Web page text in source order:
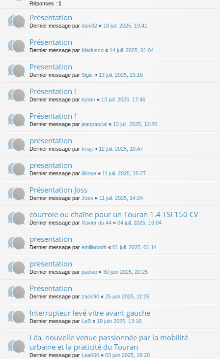
Réponses : 1
Présentation
Dernier message par dani92 « 18 juil. 2025, 19:41
Présentation
Dernier message par Mariusco « 14 juil. 2025, 01:04
Presentation
Dernier message par Sigis « 13 juil. 2025, 23:16
Présentation !
Dernier message par kylian « 13 juil. 2025, 17:46
Présentation !
Dernier message par jeanpascal « 13 juil. 2025, 12:26
presentation
Dernier message par krisjt « 12 juil. 2025, 10:47
presentation
Dernier message par lilirose « 11 juil. 2025, 15:27
Présentation Joss
Dernier message par Joss « 11 juil. 2025, 14:24
courroie ou chaîne pour un Touran 1.4 TSI 150 CV
Dernier message par Xavier du 44 « 04 juil. 2025, 16:04
presentation
Dernier message par emilianodh « 01 juil. 2025, 01:14
presentation
Dernier message par paolao « 30 juin 2025, 20:25
Présentation
Dernier message par zack90 « 25 juin 2025, 11:26
Interrupteur levé vitre avant gauche
Dernier message par LeB « 19 juin 2025, 13:16
Léa, nouvelle venue passionnée par la mobilité
urbaine et la praticité du Touran
Dernier message par Lea060 « 03 juin 2025, 19:20